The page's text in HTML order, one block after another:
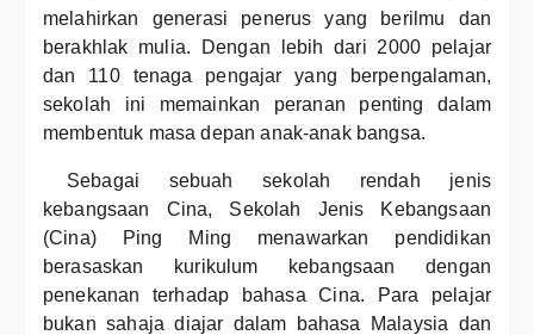
melahirkan generasi penerus yang berilmu dan
berakhlak mulia. Dengan lebih dari 2000 pelajar
dan 110 tenaga pengajar yang berpengalaman,
sekolah ini memainkan peranan penting dalam
membentuk masa depan anak-anak bangsa.
Sebagai sebuah sekolah rendah jenis
kebangsaan Cina, Sekolah Jenis Kebangsaan
(Cina) Ping Ming menawarkan pendidikan
berasaskan kurikulum kebangsaan dengan
penekanan terhadap bahasa Cina. Para pelajar
bukan sahaja diajar dalam bahasa Malaysia dan